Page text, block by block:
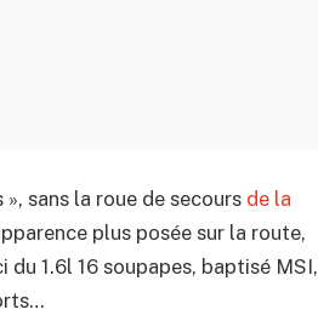
sans la roue de secours de la
plus posée sur la route,
du 1.6l 16 soupapes, baptisé MSI,